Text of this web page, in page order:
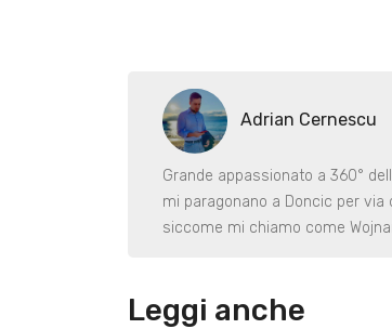
Adrian Cernescu
Grande appassionato a 360°
mi paragonano a Doncic per
siccome mi chiamo come
Leggi anche